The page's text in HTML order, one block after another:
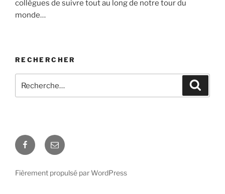
collègues de suivre tout au long de notre tour du
monde…
RECHERCHER
pour
Facebook
E-
mail
Fièrement propulsé par WordPress